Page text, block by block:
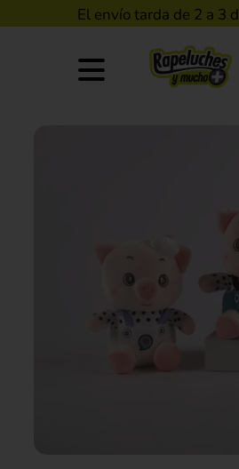
El envío tarda de 2 a 3